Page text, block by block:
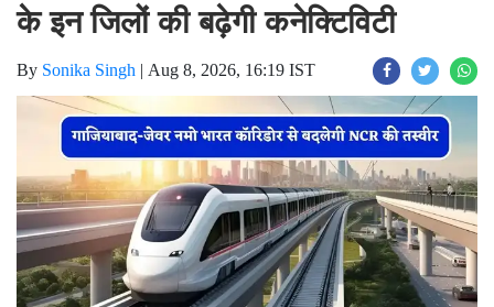
के इन जिलों की बढ़ेगी कनेक्टिविटी
By Sonika Singh | Aug 8, 2026, 16:19 IST